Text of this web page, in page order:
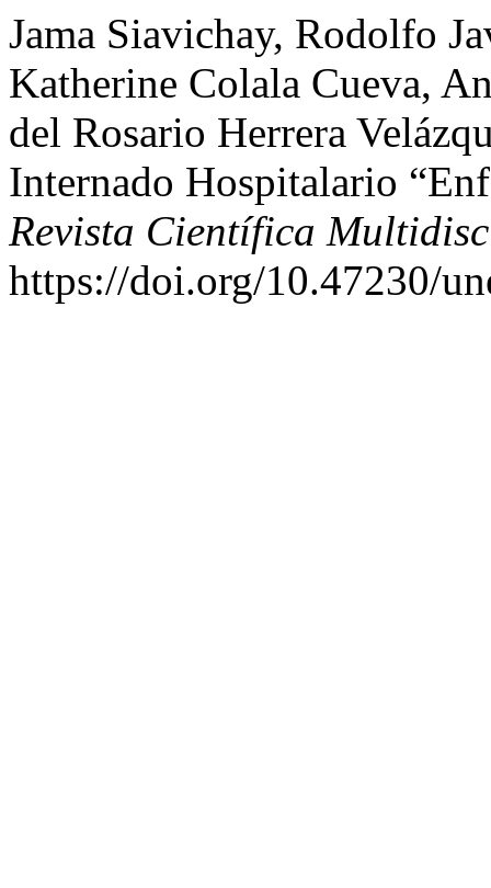
Jama Siavichay, Rodolfo
Katherine Colala Cueva,
del Rosario Herrera
Internado Hospitalario
Revista Científica
https://doi.org/10.47230/